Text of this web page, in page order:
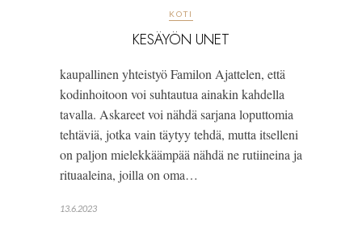
KOTI
KESÄYÖN UNET
kaupallinen yhteistyö Familon Ajattelen, että
kodinhoitoon voi suhtautua ainakin kahdella
tavalla. Askareet voi nähdä sarjana loputtomia
tehtäviä, jotka vain täytyy tehdä, mutta itselleni
on paljon mielekkäämpää nähdä ne rutiineina ja
rituaaleina, joilla on oma…
13.6.2023